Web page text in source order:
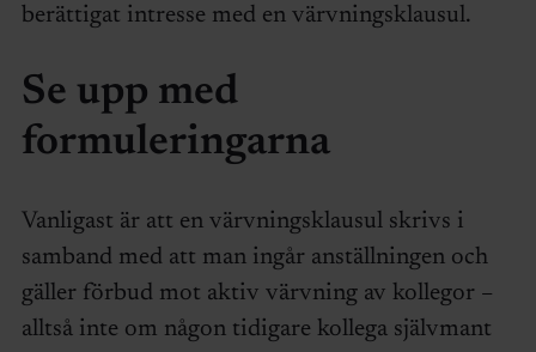
berättigat intresse med en värvningsklausul.
Se upp med
formuleringarna
Vanligast är att en värvningsklausul skrivs i
samband med att man ingår anställningen och
gäller förbud mot aktiv värvning av kollegor –
alltså inte om någon tidigare kollega självmant